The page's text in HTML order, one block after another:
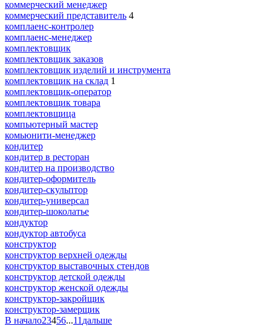
коммерческий менеджер
коммерческий представитель 4
комплаенс-контролер
комплаенс-менеджер
комплектовщик
комплектовщик заказов
комплектовщик изделий и инструмента
комплектовщик на склад 1
комплектовщик-оператор
комплектовщик товара
комплектовщица
компьютерный мастер
комьюнити-менеджер
кондитер
кондитер в ресторан
кондитер на производство
кондитер-оформитель
кондитер-скульптор
кондитер-универсал
кондитер-шоколатье
кондуктор
кондуктор автобуса
конструктор
конструктор верхней одежды
конструктор выставочных стендов
конструктор детской одежды
конструктор женской одежды
конструктор-закройщик
конструктор-замерщик
В начало23456...11 дальше